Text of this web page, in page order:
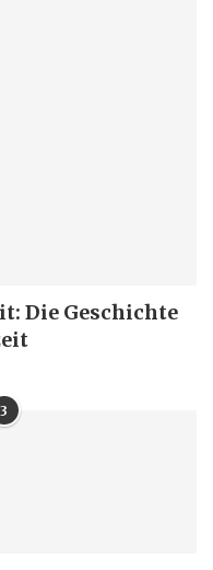
Die Geschichte
3